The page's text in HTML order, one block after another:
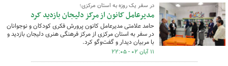
در سفر یک روزه به استان مرکزی؛
مدیرعامل کانون از مرکز دلیجان بازدید کرد
حامد علامتی مدیرعامل کانون پرورش فکری کودکان و نوجوانان
در سفر به استان مرکزی از مرکز فرهنگی هنری دلیجان بازدید و
با مربیان دیدار و گفت‌وگو کرد.
۱۱ آبان ۰۲ - ۲۲:۰۵